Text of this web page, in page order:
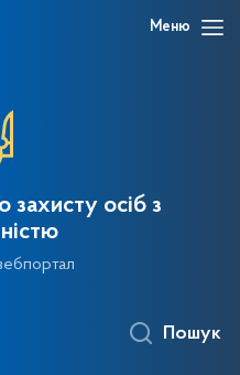
Меню
захисту осіб з
Пошук